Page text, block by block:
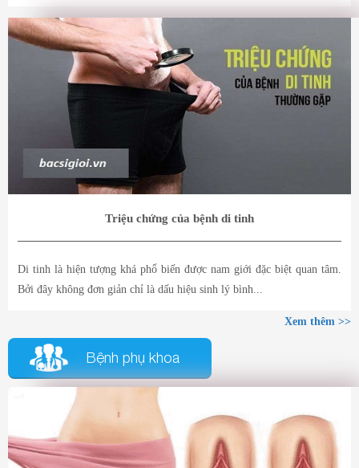
Triệu chứng của bệnh di tinh
Di tinh là hiện tượng khá phổ biến được nam giới đặc biệt quan tâm.
Bởi đây không đơn giản chỉ là dấu hiệu sinh lý bình...
Xem thêm >>
Bệnh phụ khoa